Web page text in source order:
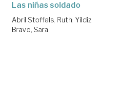
Las niñas soldado
Abril Stoffels, Ruth; Yildiz
Bravo, Sara